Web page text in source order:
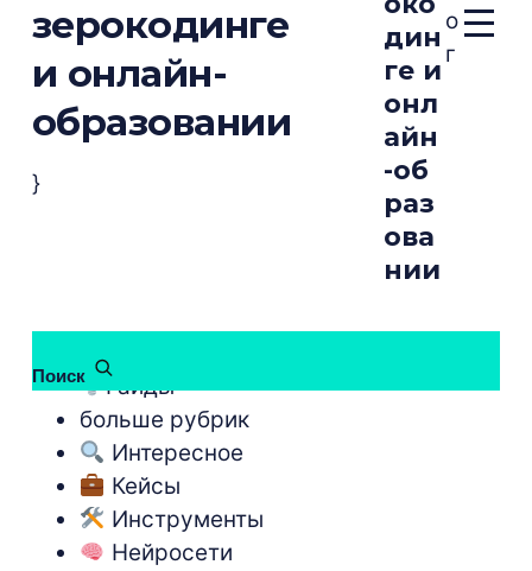
зерокодинге
и онлайн-
образовании
}
дин
ге и
онл
айн
-об
раз
ова
нии
Поиск
о
г
бесплатные курсы
Гайды
больше рубрик
Интересное
Кейсы
Инструменты
Нейросети